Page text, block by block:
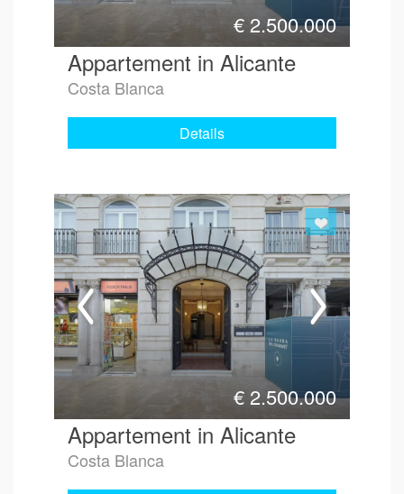
€2.500.000
Appartement in Alicante
Costa Blanca
Details
€2.500.000
Appartement in Alicante
Costa Blanca